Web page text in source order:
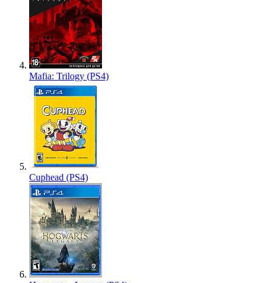
Mafia: Trilogy (PS4)
Cuphead (PS4)